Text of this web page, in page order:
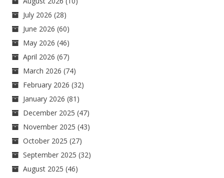
July 2026 (28)
June 2026 (60)
May 2026 (46)
April 2026 (67)
March 2026 (74)
February 2026 (32)
January 2026 (81)
December 2025 (47)
November 2025 (43)
October 2025 (27)
September 2025 (32)
August 2025 (46)